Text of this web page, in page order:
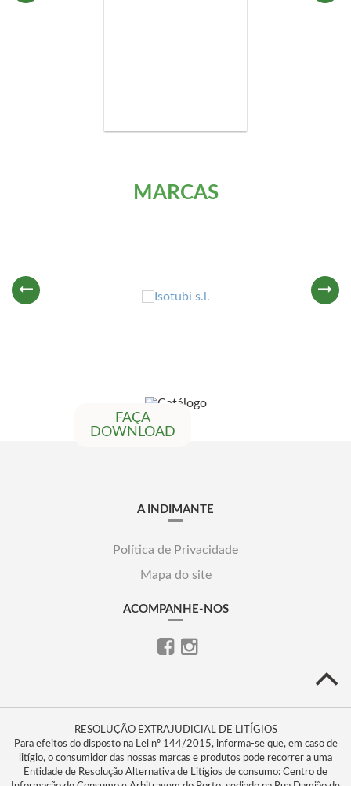
MARCAS
FAÇA
DOWNLOAD
A INDIMANTE
Política de Privacidade
Mapa do site
ACOMPANHE-NOS
RESOLUÇÃO EXTRAJUDICIAL DE LITÍGIOS
Para efeitos do disposto na Lei nº 144/2015, informa-se que, em caso de
litígio, o consumidor das nossas marcas e produtos pode recorrer a uma
Entidade de Resolução Alternativa de Litígios de consumo: Centro de